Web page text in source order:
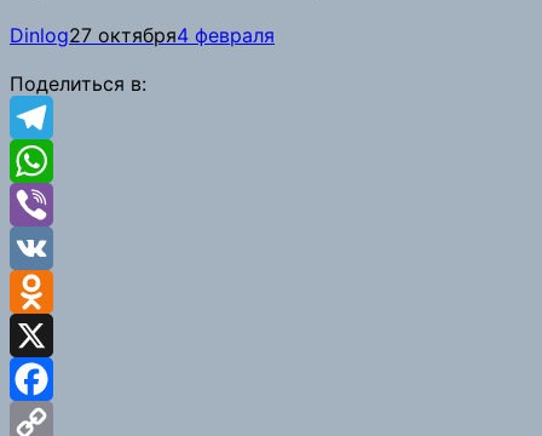
Dinlog27 октября4 февраля
Поделиться в:
Telegram
WhatsApp
Viber
VK
Odnoklassniki
X
Facebook